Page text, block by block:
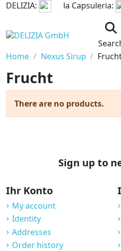
DELIZIA: la Capsuleria:
Home
Nexus Sirup
Frucht
There are no products.
Sign up to
Ihr Konto
My account
Identity
Addresses
Order history